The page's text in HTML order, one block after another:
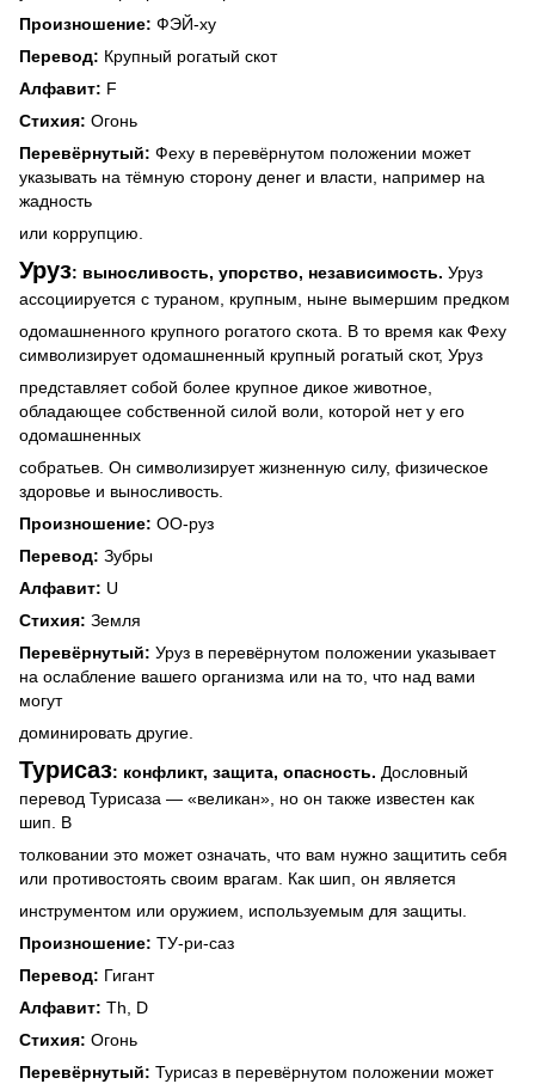
Произношение: ФЭЙ-ху
Перевод: Крупный рогатый скот
Алфавит: F
Стихия: Огонь
Перевёрнутый: Феху в перевёрнутом положении может
указывать на тёмную сторону денег и власти, например на
жадность
или коррупцию.
Уруз: выносливость, упорство, независимость. Уруз
ассоциируется с тураном, крупным, ныне вымершим предком
одомашненного крупного рогатого скота.
В то время как Феху
символизирует одомашненный крупный рогатый скот, Уруз
представляет собой более крупное дикое животное,
обладающее собственной силой воли, которой нет у его
одомашненных
собратьев. Он символизирует жизненную силу, физическое
здоровье и выносливость.
Произношение: ОО-руз
Перевод: Зубры
Алфавит: U
Стихия: Земля
Перевёрнутый: Уруз в перевёрнутом положении указывает
на ослабление вашего организма или на то, что над вами
могут
доминировать другие.
Турисаз: конфликт, защита, опасность. Дословный
перевод Турисаза — «великан», но он также известен как
шип. В
толковании это может означать, что вам нужно защитить себя
или противостоять своим врагам. Как шип, он является
инструментом или оружием, используемым для защиты.
Произношение: ТУ-ри-саз
Перевод: Гигант
Алфавит: Th, D
Стихия: Огонь
Перевёрнутый: Турисаз в перевёрнутом положении может